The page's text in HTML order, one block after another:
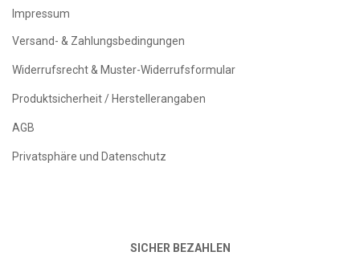
Impressum
Versand- & Zahlungsbedingungen
Widerrufsrecht & Muster-Widerrufsformular
Produktsicherheit / Herstellerangaben
AGB
Privatsphäre und Datenschutz
SICHER BEZAHLEN